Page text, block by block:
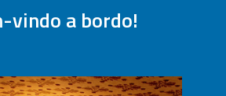
vindo a bordo!